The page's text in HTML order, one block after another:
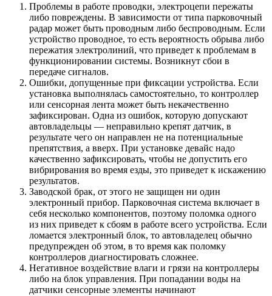
Проблемы в работе проводки, электроцепи пережаты
либо повреждены. В зависимости от типа парковочный
радар может быть проводным либо беспроводным. Если
устройство проводное, то есть вероятность обрыва либо
пережатия электролиний, что приведет к проблемам в
функционировании системы. Возникнут сбои в
передаче сигналов.
Ошибки, допущенные при фиксации устройства. Если
установка выполнялась самостоятельно, то контроллер
или сенсорная лента может быть некачественно
зафиксирован. Одна из ошибок, которую допускают
автовладельцы — неправильно крепят датчик, в
результате чего он направлен не на потенциальные
препятствия, а вверх. При установке девайс надо
качественно зафиксировать, чтобы не допустить его
вибрирования во время езды, это приведет к искажению
результатов.
Заводской брак, от этого не защищен ни один
электронный прибор. Парковочная система включает в
себя несколько компонентов, поэтому поломка одного
из них приведет к сбоям в работе всего устройства. Если
ломается электронный блок, то автовладелец обычно
предупрежден об этом, в то время как поломку
контроллеров диагностировать сложнее.
Негативное воздействие влаги и грязи на контроллеры
либо на блок управления. При попадании воды на
датчики сенсорные элементы начинают